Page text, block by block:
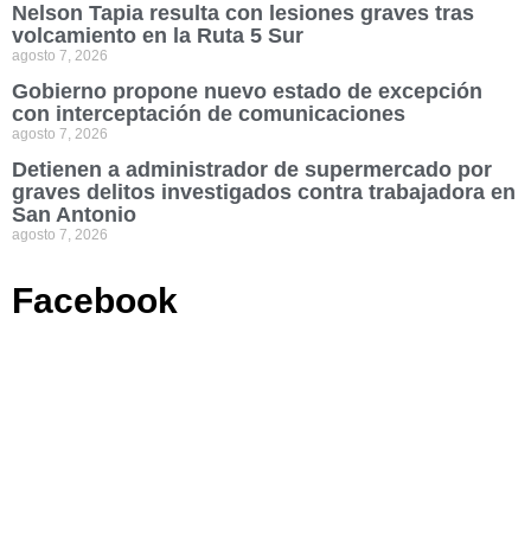
Nelson Tapia resulta con lesiones graves tras
volcamiento en la Ruta 5 Sur
agosto 7, 2026
Gobierno propone nuevo estado de excepción
con interceptación de comunicaciones
agosto 7, 2026
Detienen a administrador de supermercado por
graves delitos investigados contra trabajadora en
San Antonio
agosto 7, 2026
Facebook